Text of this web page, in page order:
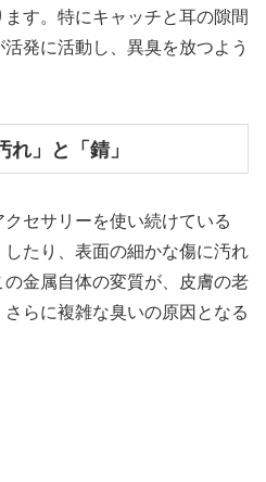
す。特にキャッチと耳の隙間
発に活動し、異臭を放つよう
」と「錆」
セサリーを使い続けている
たり、表面の細かな傷に汚れ
金属自体の変質が、皮膚の老
らに複雑な臭いの原因となる